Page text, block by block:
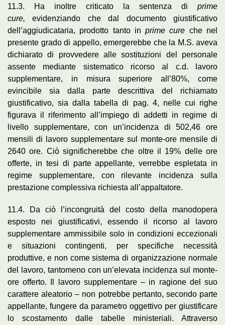
11.3. Ha inoltre criticato la sentenza di prime
cure,evidenziando che dal documento giustificativo
dell’aggiudicataria, prodotto tanto inprime cure che nel
presente grado di appello, emergerebbe che la M.S. aveva
dichiarato di provvedere alle sostituzioni del personale
assente mediante sistematico ricorso al c.d. lavoro
supplementare, in misura superiore all’80%, come
evincibile sia dalla parte descrittiva del richiamato
giustificativo, sia dalla tabella di pag. 4, nelle cui righe
figurava il riferimento all’impiego di addetti in regime di
livello supplementare, con un’incidenza di 502,46 ore
mensili di lavoro supplementare sul monte-ore mensile di
2640 ore. Ciò significherebbe che oltre il 19% delle ore
offerte, in tesi di parte appellante, verrebbe espletata in
regime supplementare, con rilevante incidenza sulla
prestazione complessiva richiesta all’appaltatore.
11.4. Da ciò l’incongruità del costo della manodopera
esposto nei giustificativi, essendo il ricorso al lavoro
supplementare ammissibile solo in condizioni eccezionali
e situazioni contingenti, per specifiche necessità
produttive, e non come sistema di organizzazione normale
del lavoro, tantomeno con un’elevata incidenza sul monte-
ore offerto. Il lavoro supplementare – in ragione del suo
carattere aleatorio – non potrebbe pertanto, secondo parte
appellante, fungere da parametro oggettivo per giustificare
lo scostamento dalle tabelle ministeriali. Attraverso